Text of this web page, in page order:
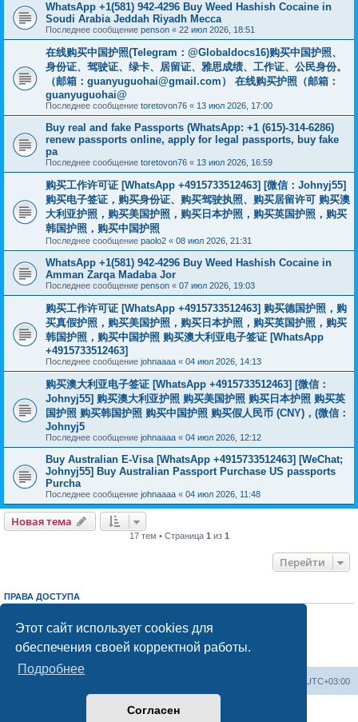
Этот сайт использует cookies для
обеспечения своей корректной работы.
Подробнее
Согласен
WhatsApp +1(581) 942-4296 Buy Weed Hashish Cocaine in
Soudi Arabia Jeddah Riyadh Mecca
Последнее сообщение penson « 22 июл 2026, 18:51
在线购买中国护照(Telegram：@Globaldocs16)购买中国护照、
身份证、驾驶证、绿卡、居留证、雅思成绩、工作证、公民身份。
（邮箱： guanyuguohai@gmail.com ） 在线购买护照（邮箱：
guanyuguohai@
Последнее сообщение toretovon76 « 13 июл 2026, 17:00
Buy real and fake Passports (WhatsApp: +1 (615)-314-6286)
renew passports online, apply for legal passports, buy fake
pa
Последнее сообщение toretovon76 « 13 июл 2026, 16:59
购买工作许可证 [WhatsApp +4915733512463] [微信：Johnyj55]
购买电子签证，购买身份证、购买驾驶执照、购买居留许可 购买澳
大利亚护照，购买美国护照，购买日本护照，购买英国护照，购买
韩国护照，购买中国护照
Последнее сообщение paolo2 « 08 июл 2026, 21:31
WhatsApp +1(581) 942-4296 Buy Weed Hashish Cocaine in
Amman Zarqa Madaba Jor
Последнее сообщение penson « 07 июл 2026, 19:03
购买工作许可证 [WhatsApp +4915733512463] 购买德国护照，购
买真假护照，购买美国护照，购买日本护照，购买英国护照，购买
韩国护照，购买中国护照 购买澳大利亚电子签证 [WhatsApp
+4915733512463]
Последнее сообщение johnaaaa « 04 июл 2026, 14:13
购买澳大利亚电子签证 [WhatsApp +4915733512463] [微信：
Johnyj55] 购买澳大利亚护照 购买美国护照 购买日本护照 购买英
国护照 购买韩国护照 购买中国护照 购买假人民币 (CNY)，(微信：
Johnyj5
Последнее сообщение johnaaaa « 04 июл 2026, 12:12
Buy Australian E-Visa [WhatsApp +4915733512463] [WeChat;
Johnyj55] Buy Australian Passport Purchase US passports
Purcha
Последнее сообщение johnaaaa « 04 июл 2026, 11:48
Новая тема
17 тем • Страница 1 из 1
Перейти
ПРАВА ДОСТУПА
Выне можетеотвечать на сообщения
Выне можетередактировать свои сообщения
Выне можетеудалять свои сообщения
добавлять вложения
UTC+03:00
Создано на основеphpBB® Forum Software © phpBB Limited